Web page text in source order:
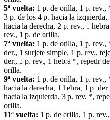
5ª vuelta: 1 p. de orilla, 1 p. rev.,
3 p. de los 4 p. hacia la
hacia la derecha, 2 p. rev., 1
rev., 1 p. de orilla.
7ª vuelta: 1 p. de orilla, 1 p. rev.,
der., 1 surjete simple, 1 p. rev.,
der., 3 p. rev., 1 hebra *, repetir
orilla.
9ª vuelta: 1 p. de orilla, 1 p. rev.,
hacia la derecha, 1 hebra, 1 p.
hacia la izquierda, 3 p. rev. *,
orilla.
11ª vuelta: 1 p. de orilla, 1 p.